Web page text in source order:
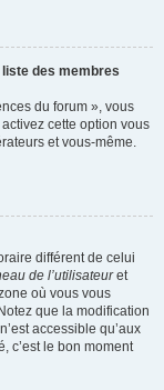
des membres
du forum », vous
activez cette option vous
et vous-même.
différent de celui
de l’utilisateuret
où vous vous
que la modification
accessible qu’aux
c’est le bon moment